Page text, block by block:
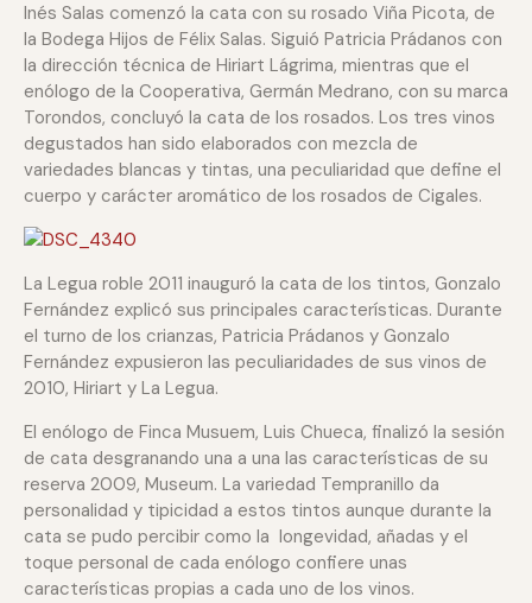
Inés Salas comenzó la cata con su rosado Viña Picota, de
la Bodega Hijos de Félix Salas. Siguió Patricia Prádanos con
la dirección técnica de Hiriart Lágrima, mientras que el
enólogo de la Cooperativa, Germán Medrano, con su marca
Torondos, concluyó la cata de los rosados. Los tres vinos
degustados han sido elaborados con mezcla de
variedades blancas y tintas, una peculiaridad que define el
cuerpo y carácter aromático de los rosados de Cigales.
La Legua roble 2011 inauguró la cata de los tintos, Gonzalo
Fernández explicó sus principales características. Durante
el turno de los crianzas, Patricia Prádanos y Gonzalo
Fernández expusieron las peculiaridades de sus vinos de
2010, Hiriart y La Legua.
El enólogo de Finca Musuem, Luis Chueca, finalizó la sesión
de cata desgranando una a una las características de su
reserva 2009, Museum. La variedad Tempranillo da
personalidad y tipicidad a estos tintos aunque durante la
cata se pudo percibir como la longevidad, añadas y el
toque personal de cada enólogo confiere unas
características propias a cada uno de los vinos.